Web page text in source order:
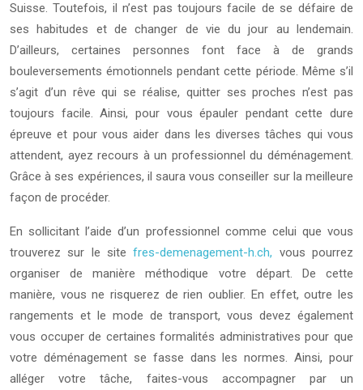
Suisse. Toutefois, il n’est pas toujours facile de se défaire de
ses habitudes et de changer de vie du jour au lendemain.
D’ailleurs, certaines personnes font face à de grands
bouleversements émotionnels pendant cette période. Même s’il
s’agit d’un rêve qui se réalise, quitter ses proches n’est pas
toujours facile. Ainsi, pour vous épauler pendant cette dure
épreuve et pour vous aider dans les diverses tâches qui vous
attendent, ayez recours à un professionnel du déménagement.
Grâce à ses expériences, il saura vous conseiller sur la meilleure
façon de procéder.
En sollicitant l’aide d’un professionnel comme celui que vous
trouverez sur le sitefres-demenagement-h.ch, vous pourrez
organiser de manière méthodique votre départ. De cette
manière, vous ne risquerez de rien oublier. En effet, outre les
rangements et le mode de transport, vous devez également
vous occuper de certaines formalités administratives pour que
votre déménagement se fasse dans les normes. Ainsi, pour
alléger votre tâche, faites-vous accompagner par un